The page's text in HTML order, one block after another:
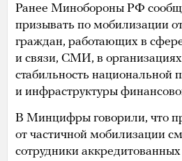
Ранее Минобороны РФ
призывать по мобилизации
граждан, работающих в
и связи, СМИ, в
стабильность национальной
и инфраструктуры
В Минцифры говорили, что
от частичной мобилизации
сотрудники